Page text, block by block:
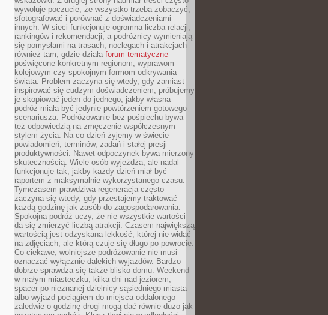
wywołuje poczucie, że wszystko trzeba zobaczyć,
sfotografować i porównać z doświadczeniami
innych. W sieci funkcjonuje ogromna liczba relacji,
rankingów i rekomendacji, a podróżnicy wymieniają
się pomysłami na trasach, noclegach i atrakcjach
również tam, gdzie działa forum tematyczne
poświęcone konkretnym regionom, wyprawom
kolejowym czy spokojnym formom odkrywania
świata. Problem zaczyna się wtedy, gdy zamiast
inspirować się cudzym doświadczeniem, próbujemy
je skopiować jeden do jednego, jakby własna
podróż miała być jedynie powtórzeniem gotowego
scenariusza. Podróżowanie bez pośpiechu bywa
też odpowiedzią na zmęczenie współczesnym
stylem życia. Na co dzień żyjemy w świecie
powiadomień, terminów, zadań i stałej presji
produktywności. Nawet odpoczynek bywa mierzony
skutecznością. Wiele osób wyjeżdża, ale nadal
funkcjonuje tak, jakby każdy dzień miał być
raportem z maksymalnie wykorzystanego czasu.
Tymczasem prawdziwa regeneracja często
zaczyna się wtedy, gdy przestajemy traktować
każdą godzinę jak zasób do zagospodarowania.
Spokojna podróż uczy, że nie wszystkie wartości
da się zmierzyć liczbą atrakcji. Czasem największą
wartością jest odzyskana lekkość, której nie widać
na zdjęciach, ale którą czuje się długo po powrocie.
Co ciekawe, wolniejsze podróżowanie nie musi
oznaczać wyłącznie dalekich wyjazdów. Bardzo
dobrze sprawdza się także blisko domu. Weekend
w małym miasteczku, kilka dni nad jeziorem,
spacer po nieznanej dzielnicy sąsiedniego miasta
albo wyjazd pociągiem do miejsca oddalonego
zaledwie o godzinę drogi mogą dać równie dużo jak